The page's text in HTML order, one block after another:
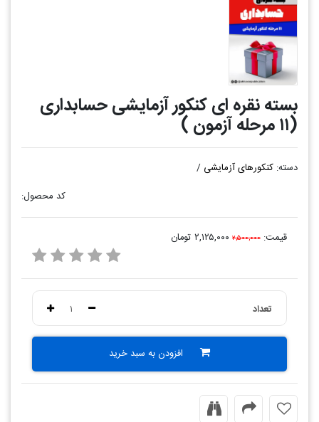
بسته نقره ای کنکور آزمایشی حسابداری
(۱۱ مرحله آزمون )
دسته: کنکورهای آزمایشی /
کد محصول:
قیمت: ۲,۵۰۰,۰۰۰ ۲,۱۲۵,۰۰۰ تومان
تعداد ۱
افزودن به سبد خرید